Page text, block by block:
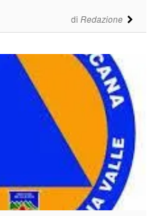
di Redazione